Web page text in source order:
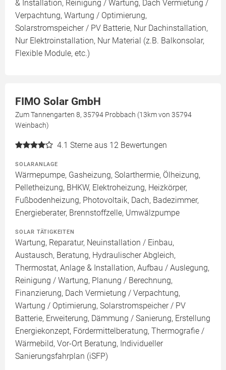
& Installation, Reinigung / Wartung, Dach Vermietung /
Verpachtung, Wartung / Optimierung,
Solarstromspeicher / PV Batterie, Nur Dachinstallation,
Nur Elektroinstallation, Nur Material (z.B. Balkonsolar,
Flexible Module, etc.)
FIMO Solar GmbH
Zum Tannengarten 8, 35794 Probbach (13km von 35794
Weinbach)
4.1 Sterne aus 12 Bewertungen
SOLARANLAGE
Wärmepumpe, Gasheizung, Solarthermie, Ölheizung,
Pelletheizung, BHKW, Elektroheizung, Heizkörper,
Fußbodenheizung, Photovoltaik, Dach, Badezimmer,
Energieberater, Brennstoffzelle, Umwälzpumpe
SOLAR TÄTIGKEITEN
Wartung, Reparatur, Neuinstallation / Einbau,
Austausch, Beratung, Hydraulischer Abgleich,
Thermostat, Anlage & Installation, Aufbau / Auslegung,
Reinigung / Wartung, Planung / Berechnung,
Finanzierung, Dach Vermietung / Verpachtung,
Wartung / Optimierung, Solarstromspeicher / PV
Batterie, Erweiterung, Dämmung / Sanierung, Erstellung
Energiekonzept, Fördermittelberatung, Thermografie /
Wärmebild, Vor-Ort Beratung, Individueller
Sanierungsfahrplan (iSFP)